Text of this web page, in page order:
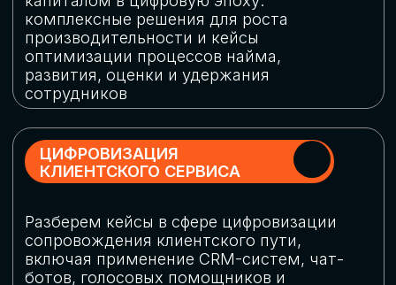
СКАЧАТЬ
ПРОГРАММУ
КОНФЕРЕНЦИИ
Оставьте заявку, мы направим вам
программу конференции
СКАЧАТЬ ПРОГРАММУ